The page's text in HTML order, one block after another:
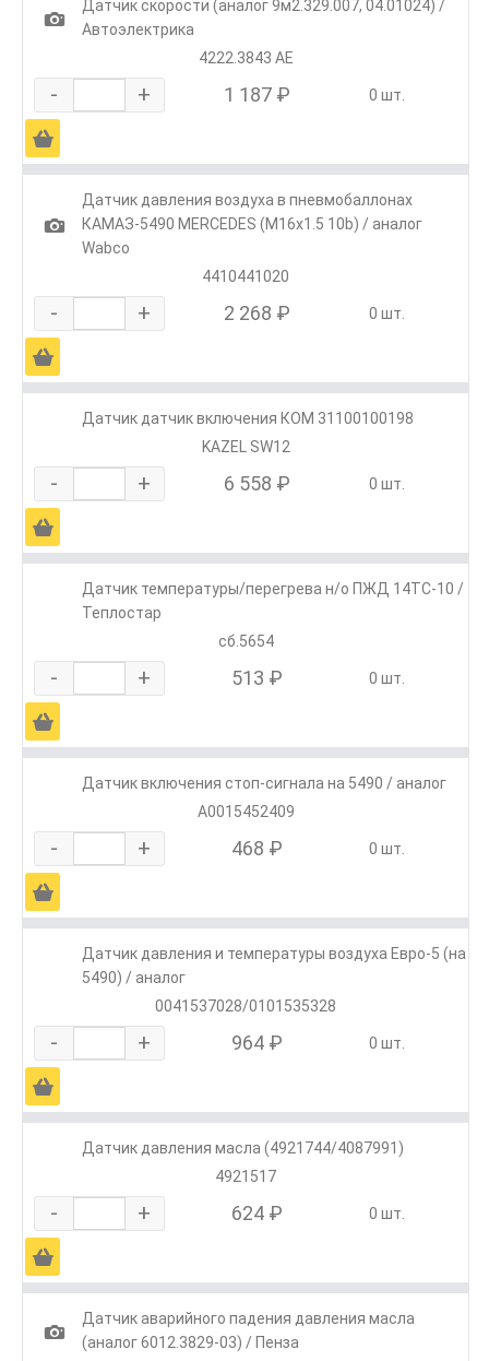
1
Датчик скорости (аналог 9м2.329.007, 04.01024) /
Автоэлектрика
4222.3843 АЕ
- + 1 187 ₽ 0 шт.
Ä
1
Датчик давления воздуха в пневмобаллонах
КАМАЗ-5490 MERCEDES (M16х1.5 10b) / аналог
Wabco
4410441020
- + 2 268 ₽ 0 шт.
Ä
Датчик датчик включения КОМ 31100100198
KAZEL SW12
- + 6 558 ₽ 0 шт.
Ä
Датчик температуры/перегрева н/о ПЖД 14ТС-10 /
Теплостар
сб.5654
- + 513 ₽ 0 шт.
Ä
Датчик включения стоп-сигнала на 5490 / аналог
A0015452409
- + 468 ₽ 0 шт.
Ä
Датчик давления и температуры воздуха Евро-5 (на
5490) / аналог
0041537028/0101535328
- + 964 ₽ 0 шт.
Ä
Датчик давления масла (4921744/4087991)
4921517
- + 624 ₽ 0 шт.
Ä
1
Датчик аварийного падения давления масла
(аналог 6012.3829-03) / Пенза